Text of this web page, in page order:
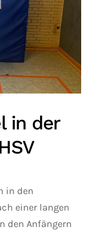
in der
in den
einer langen
den Anfängern